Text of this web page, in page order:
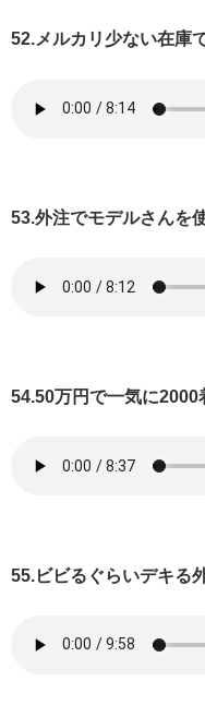
52.メルカリ少ない在庫
53.外注でモデルさんを
54.50万円で一気に
55.ビビるぐらいデキる